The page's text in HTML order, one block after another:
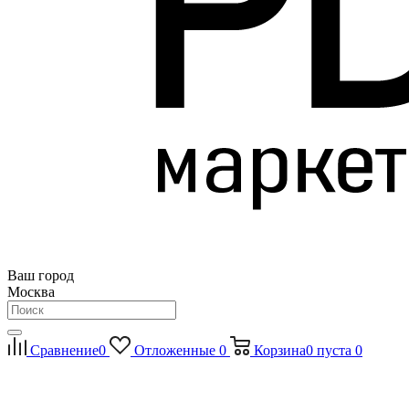
Ваш город
Москва
Сравнение0 Отложенные 0 Корзина0 пуста 0